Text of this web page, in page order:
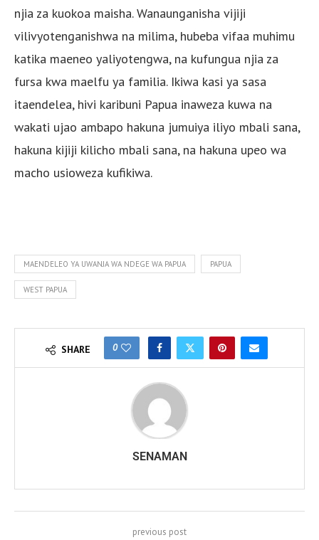
njia za kuokoa maisha. Wanaunganisha vijiji
vilivyotenganishwa na milima, hubeba vifaa muhimu
katika maeneo yaliyotengwa, na kufungua njia za
fursa kwa maelfu ya familia. Ikiwa kasi ya sasa
itaendelea, hivi karibuni Papua inaweza kuwa na
wakati ujao ambapo hakuna jumuiya iliyo mbali sana,
hakuna kijiji kilicho mbali sana, na hakuna upeo wa
macho usioweza kufikiwa.
MAENDELEO YA UWANJA WA NDEGE WA PAPUA PAPUA
WEST PAPUA
SHARE 0
SENAMAN
previous post